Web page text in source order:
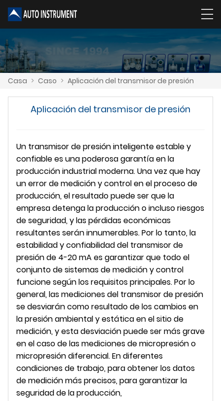
Casa > Caso > Aplicación del transmisor de presión
Aplicación del transmisor de presión
Un transmisor de presión inteligente estable y
confiable es una poderosa garantía en la
producción industrial moderna. Una vez que hay
un error de medición y control en el proceso de
producción, el resultado puede ser que la
empresa detenga la producción o incluso riesgos
de seguridad, y las pérdidas económicas
resultantes serán innumerables. Por lo tanto, la
estabilidad y confiabilidad del transmisor de
presión de 4-20 mA es garantizar que todo el
conjunto de sistemas de medición y control
funcione según los requisitos principales. Por lo
general, las mediciones del transmisor de presión
se desviarán como resultado de los cambios en
la presión ambiental y estática en el sitio de
medición, y esta desviación puede ser más grave
en el caso de las mediciones de micropresión o
micropresión diferencial. En diferentes
condiciones de trabajo, para obtener los datos
de medición más precisos, para garantizar la
seguridad de la producción,